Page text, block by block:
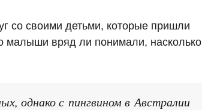
со своими детьми, которые пришли
малыши вряд ли понимали, насколько
однако с пингвином в Австралии